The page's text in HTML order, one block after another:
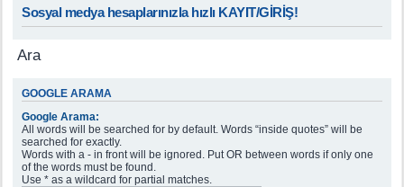
Sosyal medya hesaplarınızla hızlı KAYIT/GİRİŞ!
Ara
GOOGLE ARAMA
Google Arama:
All words will be searched for by default. Words “inside quotes” will be
searched for exactly.
Words with a - in front will be ignored. Put OR between words if only one
of the words must be found.
Use * as a wildcard for partial matches.